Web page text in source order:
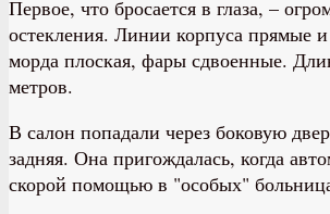
Первое, что бросается в глаза, –
остекления. Линии корпуса прямые и
морда плоская, фары сдвоенные.
метров.
В салон попадали через боковую
задняя. Она пригождалась, когда
скорой помощью в "особых"